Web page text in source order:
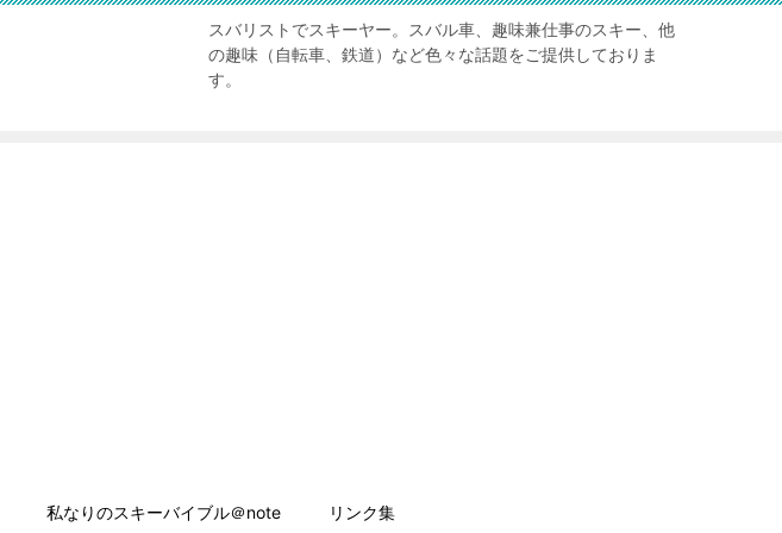
スバリストでスキーヤー。スバル車、趣味兼仕事のスキー、他
の趣味（自転車、鉄道）など色々な話題をご提供しておりま
す。
私なりのスキーバイブル＠note リンク集